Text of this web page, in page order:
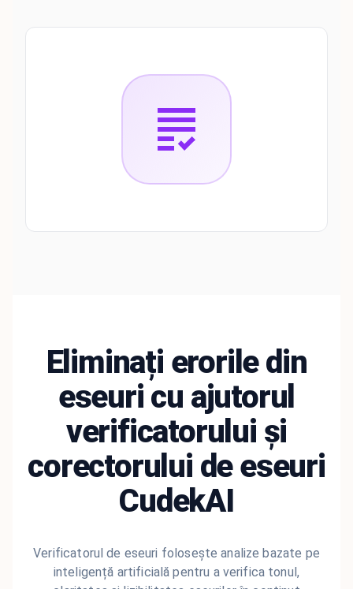
Eliminați erorile din
eseuri cu ajutorul
verificatorului și
corectorului de eseuri
CudekAI
Verificatorul de eseuri folosește analize bazate pe
inteligență artificială pentru a verifica tonul,